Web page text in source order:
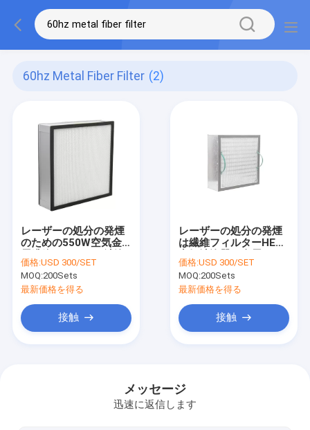
60hz Metal Fiber Filter (2)
レーザーの処分の発煙
のための550W空気金
器
価格:USD 300/SET
MOQ:200Sets
最新価格を得る
接触
レーザーの処分の発煙
は繊維フィルターHEPA
ぶせる
価格:USD 300/SET
MOQ:200Sets
最新価格を得る
接触
メッセージ
迅速に返信します